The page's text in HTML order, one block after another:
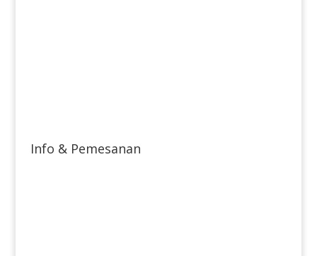
Info & Pemesanan